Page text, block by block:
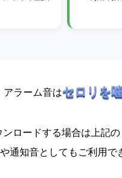
アラーム音はセロリを
ードする場合は上記の
通知音としてもご利用で